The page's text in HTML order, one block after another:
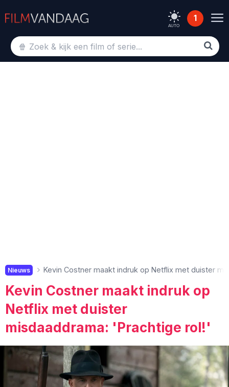
AUTO
1
Nieuws Kevin Costner maakt indruk op Netflix met duister
Kevin Costner maakt indruk op
Netflix met duister
misdaaddrama: 'Prachtige rol!'